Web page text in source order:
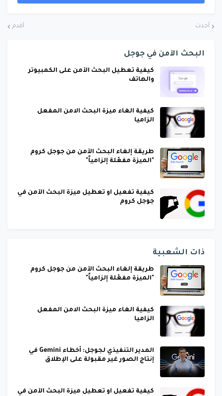
أحدث أقدم
البحث الآمن في جوجل
كيفية تعطيل البحث الآمن على الكمبيوتر
والهاتف
كيفية الغاء ميزة البحث الامن المفعل
الزاميا
طريقة إلغاء البحث الآمن من جوجل كروم
"الميزة مفعّلة إلزامياً"
كيفية تفعيل او تعطيل ميزة البحث الآمن في
جوجل كروم
ذات الشعبية
طريقة إلغاء البحث الآمن من جوجل كروم
"الميزة مفعّلة إلزامياً"
كيفية الغاء ميزة البحث الامن المفعل
الزاميا
المدير التنفيذي لجوجل: أخطاء Gemini في
إنتاج الصور غير مقبولة على الإطلاق
كيفية تفعيل او تعطيل ميزة البحث الآمن في